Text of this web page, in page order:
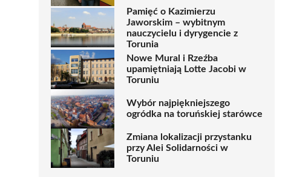
Pamięć o Kazimierzu
Jaworskim – wybitnym
nauczycielu i dyrygencie z
Torunia
Nowe Mural i Rzeźba
upamiętniają Lotte Jacobi w
Toruniu
Wybór najpiękniejszego
ogródka na toruńskiej starówce
Zmiana lokalizacji przystanku
przy Alei Solidarności w
Toruniu